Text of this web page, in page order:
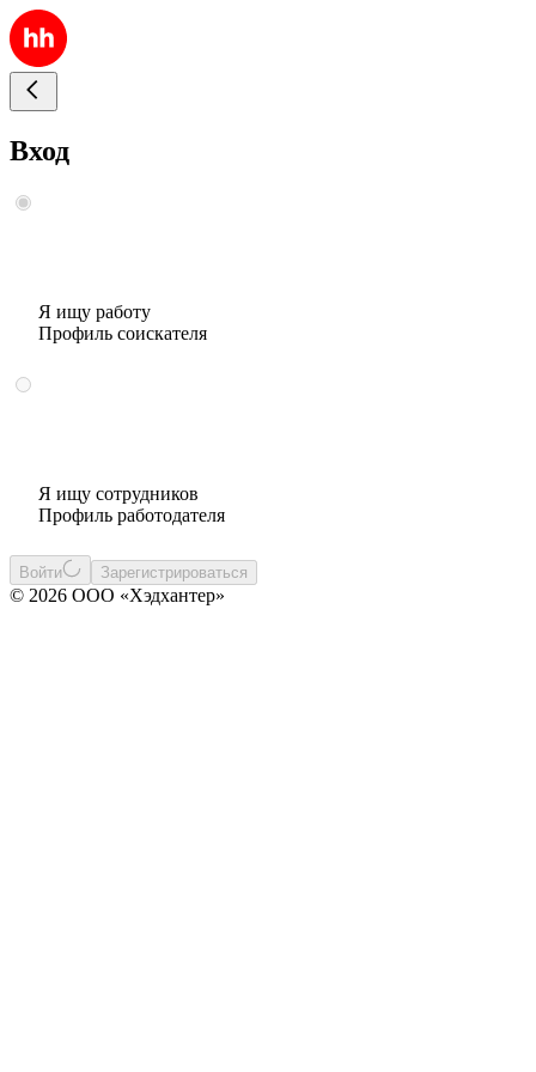
Вход
Я ищу работу
Профиль соискателя
Я ищу сотрудников
Профиль работодателя
Войти Зарегистрироваться
© 2026 ООО «Хэдхантер»